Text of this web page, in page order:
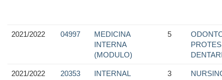
2021/2022 04997
MEDICINA
INTERNA
(MODULO)
5
2021/2022 20353
INTERNAL
3